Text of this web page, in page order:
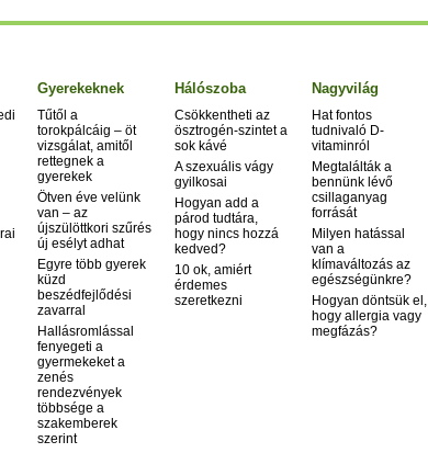
Gyerekeknek
Tűtől a
torokpálcáig – öt
vizsgálat, amitől
rettegnek a
gyerekek
Ötven éve velünk
van – az
újszülöttkori szűrés
új esélyt adhat
Egyre több gyerek
küzd
beszédfejlődési
zavarral
Hallásromlással
fenyegeti a
gyermekeket a
zenés
rendezvények
többsége a
szakemberek
szerint
Hálószoba
Csökkentheti az
ösztrogén-szintet a
sok kávé
A szexuális vágy
gyilkosai
Hogyan add a
párod tudtára,
hogy nincs hozzá
kedved?
10 ok, amiért
érdemes
szeretkezni
Nagyvilág
Hat fontos
tudnivaló D-
vitaminról
Megtalálták a
bennünk lévő
csillaganyag
forrását
Milyen hatással
van a
klímaváltozás az
egészségünkre?
Hogyan döntsük el,
hogy allergia vagy
megfázás?